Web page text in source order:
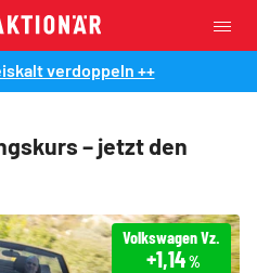
verdoppeln ++
– jetzt den
Volkswagen Vz.
+1,14%